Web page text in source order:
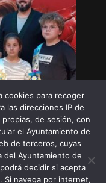
cookies para recoger
las direcciones IP de
de sesión, con
el Ayuntamiento de
de terceros, cuyas
del Ayuntamiento de
decidir si acepta
Si navega por internet,